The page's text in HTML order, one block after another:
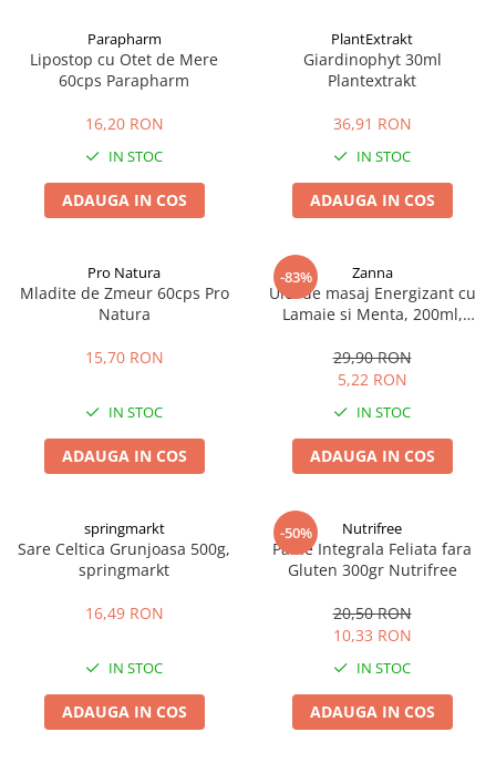
Sanatatea ochilor
Hepato-biliare
Glanda tiroida
Probleme renale
Prostata, urologie
Sistemul osos
Produse naturiste
Antiinflamator
Antitumorale
Articulatii sanatoase
Cardiovasculare
Imunitate
Memorie
Produse sanatate sexuala
Produse pentru Ea
Produse pentru sportivi
Indulcitori
Miere
Bomboane
Gume de mestecat
Siropuri, gemuri
Ciocolata
Miere Manuka
Mancare sanatoasa
Leguminoase
Uleiuri alimentare
Ulei CBD
Produse instant
Atelierul de cafea si ceaiuri
Geluri de dus naturale
Vopsele
Produse de uz casnic
Produse pentru bucatarie
Produse igienizare
Deodorante
Igiena orala
Protectie antivirala
Sare de baie
Detergenti Bio
Parapharm
Lipostop cu Otet de Mere
60cps Parapharm
16,20 RON
IN STOC
ADAUGA IN COS
PlantExtrakt
Giardinophyt 30ml
Plantextrakt
36,91 RON
IN STOC
ADAUGA IN COS
Pro Natura
Mladite de Zmeur 60cps Pro
Natura
15,70 RON
IN STOC
ADAUGA IN COS
-83% Zanna
Ulei de masaj Energizant cu
Lamaie si Menta, 200ml,
29,90 RON
5,22 RON
IN STOC
ADAUGA IN COS
springmarkt
Sare Celtica Grunjoasa 500g,
springmarkt
16,49 RON
IN STOC
ADAUGA IN COS
-50% Nutrifree
Paine Integrala Feliata fara
Gluten 300gr Nutrifree
20,50 RON
10,33 RON
IN STOC
ADAUGA IN COS